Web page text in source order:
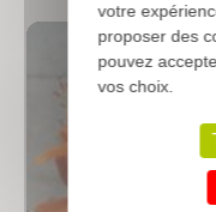
votre
proposer des
pouvez
vos choix.